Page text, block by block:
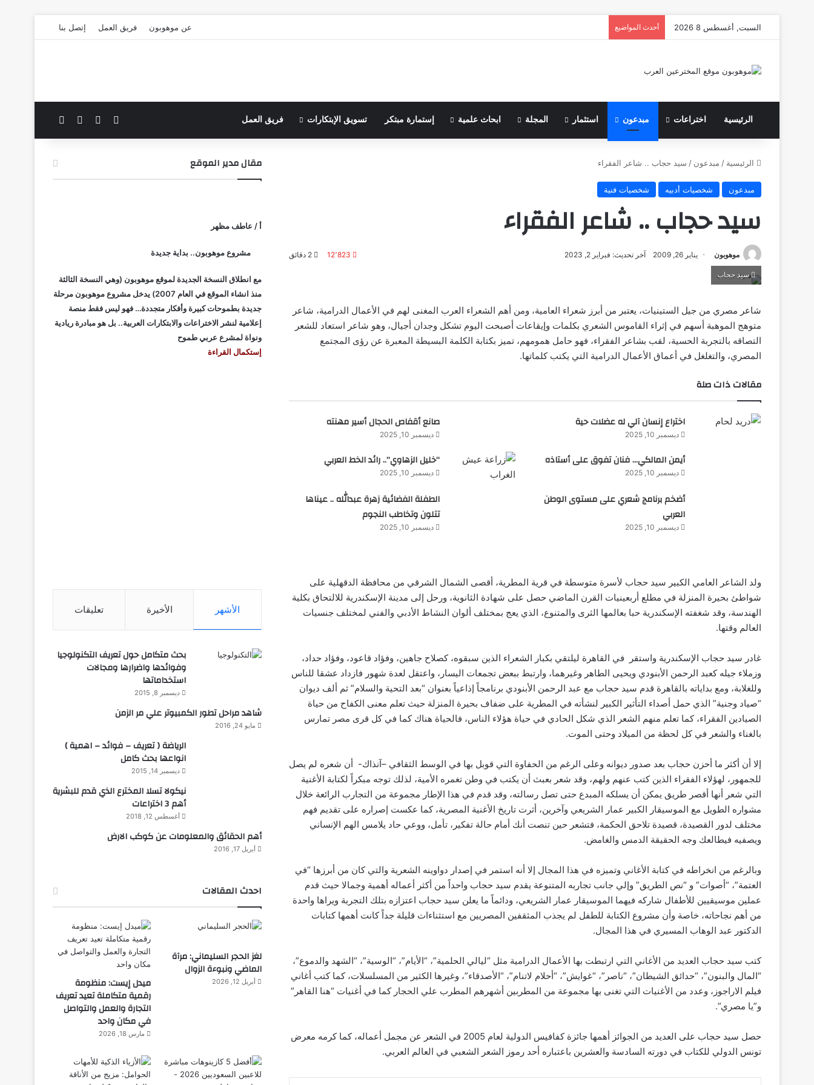
السبت, أغسطس 8 2026 أحدث المواضيع عن موهوبون فريق العمل إتصل بنا
الرئيسية اختراعات مبدعون استثمار المجلة ابحاث علمية إستمارة مبتكر تسويق الإبتكارات فريق العمل فيسبوك الوضع المظلم
الرئيسية / مبدعون / سيد حجاب .. شاعر الفقراء
مبدعون شخصيات أدبيه شخصيات فنية
سيد حجاب .. شاعر الفقراء
موهوبون يناير 26, 2009 آخر تحديث: فبراير 2, 2023 12٬823
سيد حجاب
شاعر مصري من جيل الستينيات، يعتبر من أبرز شعراء العامية، ومن أهم الشعراء العرب المغنى لهم في الأعمال الدرامية، شاعر
متوهج الموهبة أسهم في إثراء القاموس الشعري بكلمات وإيقاعات أصبحت اليوم تشكل وجدان أجيال، وهو شاعر استعاد للشعر
التصاقه بالتجربة الحسية، لقب بشاعر الفقراء، فهو حامل همومهم، تميز بكتابة الكلمة البسيطة المعبرة عن رؤى المجتمع
المصري، والتغلغل في أعماق الأعمال الدرامية التي يكتب كلماتها.
مقالات ذات صلة
اختراع إنسان آلي له عضلات حية
ديسمبر 10, 2025
صانع أقفاص الحجال أسير مهنته
ديسمبر 10, 2025
أيمن المالكي… فنان تفوق على أستاذه
ديسمبر 10, 2025
“خليل الزهاوي”.. رائد الخط العربي
ديسمبر 10, 2025
أضخم برنامج شعري على مستوى الوطن
العربي
ديسمبر 10, 2025
الطفلة الفضائية زهرة عبدالله .. عيناها
تتلون وتخاطب النجوم
ديسمبر 10, 2025
ولد الشاعر العامي الكبير سيد حجاب لأسرة متوسطة في قرية المطرية، أقصى الشمال الشرقي من محافظة الدقهلية على
شواطئ بحيرة المنزلة في مطلع أربعينيات القرن الماضي حصل على شهادة الثانوية، ورحل إلى مدينة الإسكندرية للالتحاق بكلية
الهندسة، وقد شغفته الإسكندرية حبا بعالمها الثرى والمتنوع، الذي يعج بمختلف ألوان النشاط الأدبي والفني لمختلف جنسيات
العالم وقتها.
غادر سيد حجاب الإسكندرية واستقر في القاهرة ليلتقي بكبار الشعراء الذين سبقوه، كصلاح جاهين، وفؤاد قاعود، وفؤاد حداد،
وزملاء جيله كعبد الرحمن الأبنودي ويحيى الطاهر وغيرهما، وارتبط ببعض تجمعات اليسار، واعتقل لعدة شهور فازداد عشقا للناس
وللغلابة، ومع بداياته بالقاهرة قدم سيد حجاب مع عبد الرحمن الأبنودي برنامجاً إذاعياً بعنوان “بعد التحية والسلام” ثم ألف ديوان
“صياد وجنية” الذي حمل أصداء التأثير الكبير لنشأته في المطرية على ضفاف بحيرة المنزلة حيث تعلم معنى الكفاح من حياة
الصيادين الفقراء، كما تعلم منهم الشعر الذي شكل الحادي في حياة هؤلاء الناس، فالحياة هناك كما في كل قرى مصر تمارس
بالغناء والشعر في كل لحظة من الميلاد وحتى الموت.
إلا أن أكثر ما أحزن حجاب بعد صدور ديوانه وعلى الرغم من الحفاوة التي قوبل بها في الوسط الثقافي –آنذاك- أن شعره لم يصل
للجمهور، لهؤلاء الفقراء الذين كتب عنهم ولهم، وقد شعر بعبث أن يكتب في وطن تغمره الأمية، لذلك توجه مبكراً لكتابة الأغنية
التي شعر أنها أقصر طريق يمكن أن يسلكه المبدع حتى تصل رسالته، وقد قدم في هذا الإطار مجموعة من التجارب الرائعة خلال
مشواره الطويل مع الموسيقار الكبير عمار الشريعي وآخرين، أثرت تاريخ الأغنية المصرية، كما عكست إصراره على تقديم فهم
مختلف لدور القصيدة، قصيدة تلاحق الحكمة، فتشعر حين تنصت أنك أمام حالة تفكير، تأمل، ووعي حاد يلامس الهم الإنساني
ويصفيه فيطالعك وجه الحقيقة الدمس والغامض.
وبالرغم من انخراطه في كتابة الأغاني وتميزه في هذا المجال إلا أنه استمر في إصدار دواوينه الشعرية والتي كان من أبرزها “في
العتمة”، “أصوات” و “نص الطريق” وإلي جانب تجاربه المتنوعة يقدم سيد حجاب واحداً من أكثر أعماله أهمية وجمالا حيث قدم
عملين موسيقيين للأطفال شاركه فيهما الموسيقار عمار الشريعي، ودائماً ما يعلن سيد حجاب اعتزازه بتلك التجربة ويراها واحدة
من أهم نجاحاته، خاصة وأن مشروع الكتابة للطفل لم يجذب المثقفين المصريين مع استثناءات قليلة جداً كانت أهمها كتابات
الدكتور عبد الوهاب المسيري في هذا المجال.
كتب سيد حجاب العديد من الأغاني التي ارتبطت بها الأعمال الدرامية مثل “ليالي الحلمية”، “الأيام”، “الوسية”، “الشهد والدموع”،
“المال والبنون”، “حدائق الشيطان”، “ناصر”، “غوايش”، “أحلام لاتنام”، “الأصدقاء”، وغيرها الكثير من المسلسلات، كما كتب أغاني
فيلم الاراجوز، وعدد من الأغنيات التي تغنى بها مجموعة من المطربين أشهرهم المطرب علي الحجار كما في أغنيات “هنا القاهر”
و”يا مصري”.
حصل سيد حجاب على العديد من الجوائز أهمها جائزة كفافيس الدولية لعام 2005 في الشعر عن مجمل أعماله، كما كرمه معرض
تونس الدولي للكتاب في دورته السادسة والعشرين باعتباره أحد رموز الشعر الشعبي في العالم العربي.
مقال مدير الموقع
أ / عاطف مظهر
مشروع موهوبون.. بداية جديدة
مع انطلاق النسخة الجديدة لموقع موهوبون (وهي النسخة الثالثة
منذ انشاء الموقع في العام 2007) يدخل مشروع موهوبون مرحلة
جديدة بطموحات كبيرة وأفكار متجددة… فهو ليس فقط منصة
إعلامية لنشر الاختراعات والابتكارات العربية.. بل هو مبادرة ريادية
ونواة لمشرع عربي طموح
إستكمال القراءة
الأشهر الأخيرة تعليقات
بحث متكامل حول تعريف التكنولوجيا
وفوائدها واضرارها ومجالات
استخداماتها
ديسمبر 8, 2015
شاهد مراحل تطور الكمبيوتر علي مر الزمن
مايو 24, 2016
الرياضة ( تعريف – فوائد – اهمية )
انواعها بحث كامل
ديسمبر 14, 2015
نيكولا تسلا المخترع الذي قدم للبشرية
أهم 3 اختراعات
أغسطس 12, 2018
أهم الحقائق والمعلومات عن كوكب الارض
أبريل 17, 2016
احدث المقالات
لغز الحجر السليماني: مرآة
الماضي ونبوءة الزوال
أبريل 12, 2026
ميدل إيست: منظومة
رقمية متكاملة تعيد تعريف
التجارة والعمل والتواصل
في مكان واحد
مارس 18, 2026